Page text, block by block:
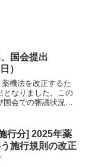
国会提出
）
機法を改正するた
となりました。この
国会での審議状況
機器制度部会で議論
行分] 2025年薬
施行規則の改正